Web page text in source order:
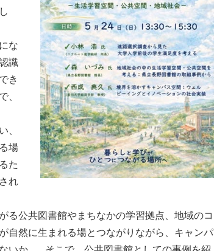
な
識
き
、
、
場
た
れ
る公共図書館やまちなかの学習拠点、地域のコ
自然に生まれる場とつながりながら、キャンパ
いか…。そこで、公共図書館としての事例を紹